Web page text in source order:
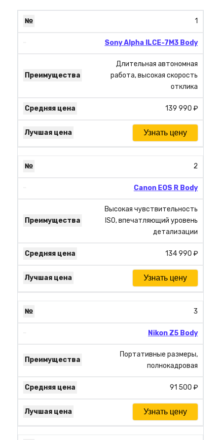
1
Sony Alpha ILCE-7M3 Body
Длительная автономная
работа, высокая скорость
отклика
139 990 ₽
Узнать цену
2
Canon EOS R Body
Высокая чувствительность
ISO, впечатляющий уровень
детализации
134 990 ₽
Узнать цену
3
Nikon Z5 Body
Портативные размеры,
полнокадровая
91 500 ₽
Узнать цену